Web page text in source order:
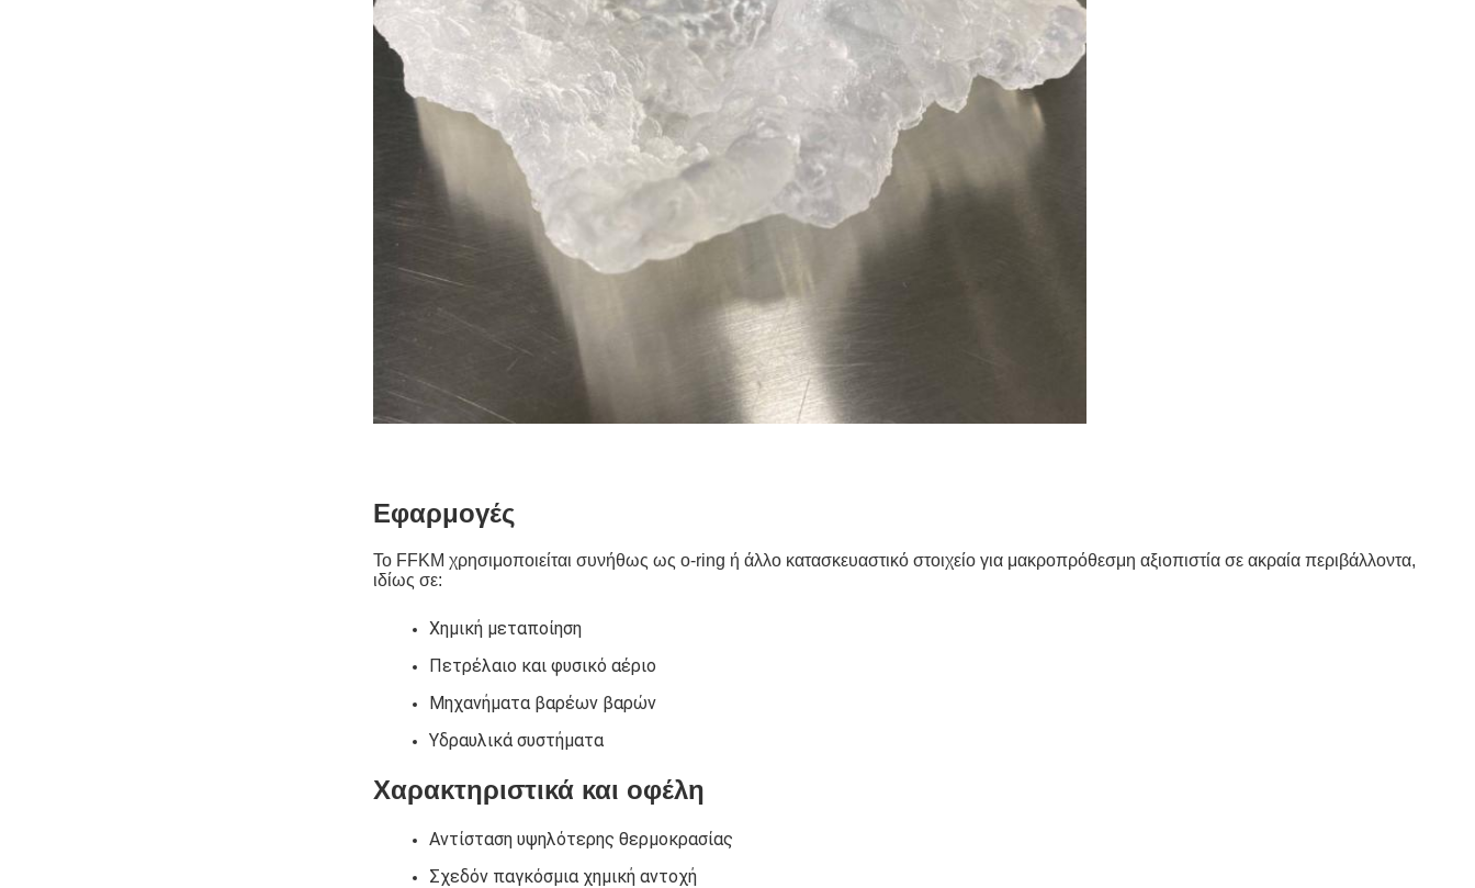
Εφαρμογές
Το FFKM χρησιμοποιείται συνήθως ως o-ring ή άλλο κατασκευαστικό στοιχείο για μακροπρόθεσμη αξιοπιστία σε ακραία περιβάλλοντα,
ιδίως σε:
Χημική μεταποίηση
Πετρέλαιο και φυσικό αέριο
Μηχανήματα βαρέων βαρών
Υδραυλικά συστήματα
Χαρακτηριστικά και οφέλη
Αντίσταση υψηλότερης θερμοκρασίας
Σχεδόν παγκόσμια χημική αντοχή